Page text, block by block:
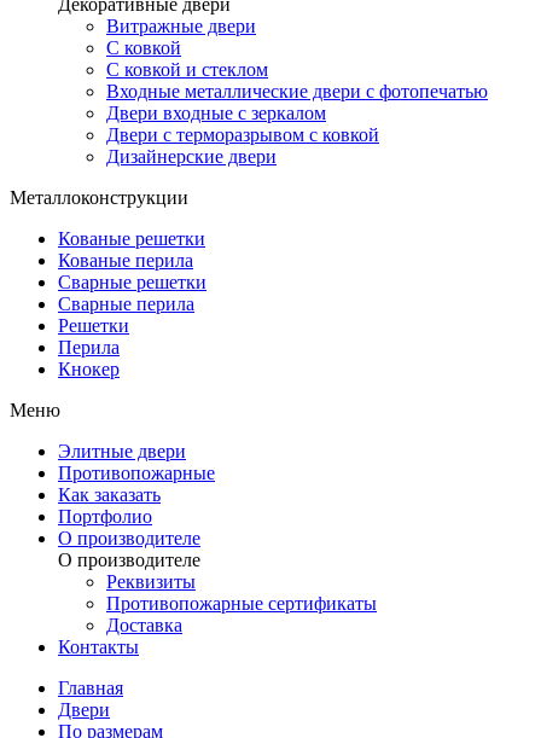
Декоративные двери
Витражные двери
С ковкой
С ковкой и стеклом
Входные металлические двери с фотопечатью
Двери входные с зеркалом
Двери с терморазрывом с ковкой
Дизайнерские двери
Металлоконструкции
Кованые решетки
Кованые перила
Сварные решетки
Сварные перила
Решетки
Перила
Кнокер
Меню
Элитные двери
Противопожарные
Как заказать
Портфолио
О производителе
О производителе
Реквизиты
Противопожарные сертификаты
Доставка
Контакты
Главная
Двери
По размерам